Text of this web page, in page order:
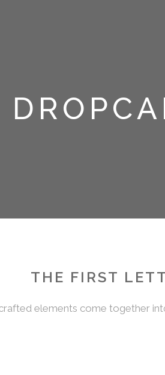
THE FIRST
elements come together